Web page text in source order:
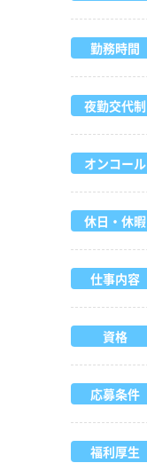
勤務時間
夜勤交代制
オンコール
休日・休暇
仕事内容
資格
応募条件
福利厚生